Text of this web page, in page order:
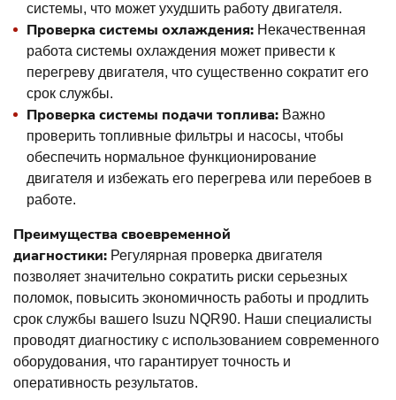
системы, что может ухудшить работу двигателя.
Проверка системы охлаждения: Некачественная
работа системы охлаждения может привести к
перегреву двигателя, что существенно сократит его
срок службы.
Проверка системы подачи топлива: Важно
проверить топливные фильтры и насосы, чтобы
обеспечить нормальное функционирование
двигателя и избежать его перегрева или перебоев в
работе.
Преимущества своевременной
диагностики: Регулярная проверка двигателя
позволяет значительно сократить риски серьезных
поломок, повысить экономичность работы и продлить
срок службы вашего Isuzu NQR90. Наши специалисты
проводят диагностику с использованием современного
оборудования, что гарантирует точность и
оперативность результатов.